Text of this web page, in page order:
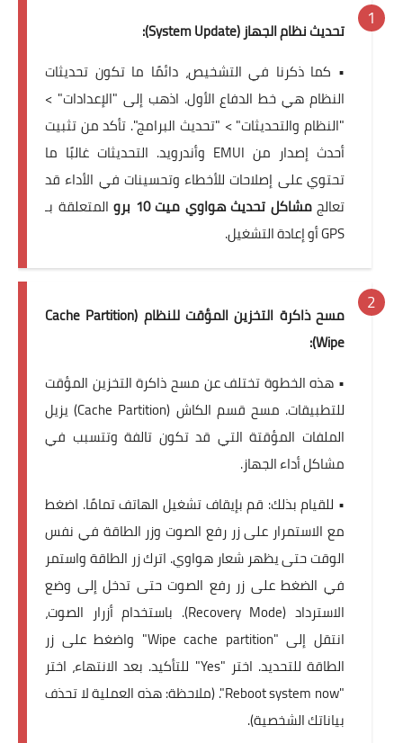
تحديث نظام الجهاز (System Update):
• كما ذكرنا في التشخيص، دائمًا ما تكون تحديثات
النظام هي خط الدفاع الأول. اذهب إلى "الإعدادات" >
"النظام والتحديثات" > "تحديث البرامج". تأكد من تثبيت
أحدث إصدار من EMUI وأندرويد. التحديثات غالبًا ما
تحتوي على إصلاحات للأخطاء وتحسينات في الأداء قد
تعالجمشاكل تحديث هواوي ميت 10 برو
المتعلقة بـ
GPS أو إعادة التشغيل.
مسح ذاكرة التخزين المؤقت للنظام (Cache Partition
Wipe):
• هذه الخطوة تختلف عن مسح ذاكرة التخزين المؤقت
للتطبيقات. مسح قسم الكاش (Cache Partition) يزيل
الملفات المؤقتة التي قد تكون تالفة وتتسبب في
مشاكل أداء الجهاز.
• للقيام بذلك: قم بإيقاف تشغيل الهاتف تمامًا. اضغط
مع الاستمرار على زر رفع الصوت وزر الطاقة في نفس
الوقت حتى يظهر شعار هواوي. اترك زر الطاقة واستمر
في الضغط على زر رفع الصوت حتى تدخل إلى وضع
الاسترداد (Recovery Mode). باستخدام أزرار الصوت،
انتقل إلى "Wipe cache partition" واضغط على زر
الطاقة للتحديد. اختر "Yes" للتأكيد. بعد الانتهاء، اختر
"Reboot system now". (ملاحظة: هذه العملية لا تحذف
بياناتك الشخصية).